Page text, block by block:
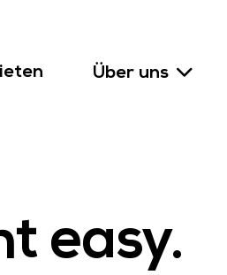
Über uns
easy.